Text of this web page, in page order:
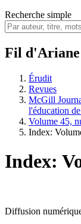
Recherche simple
Fil d'Ariane
Érudit
Revues
McGill
l'éducation
Volume 45,
Index:
Index:
Diffusion